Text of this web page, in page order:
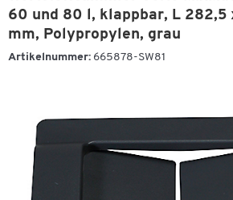
60 und 80 l, klappbar, L 282,5
mm, Polypropylen, grau
Artikelnummer: 665878-SW81